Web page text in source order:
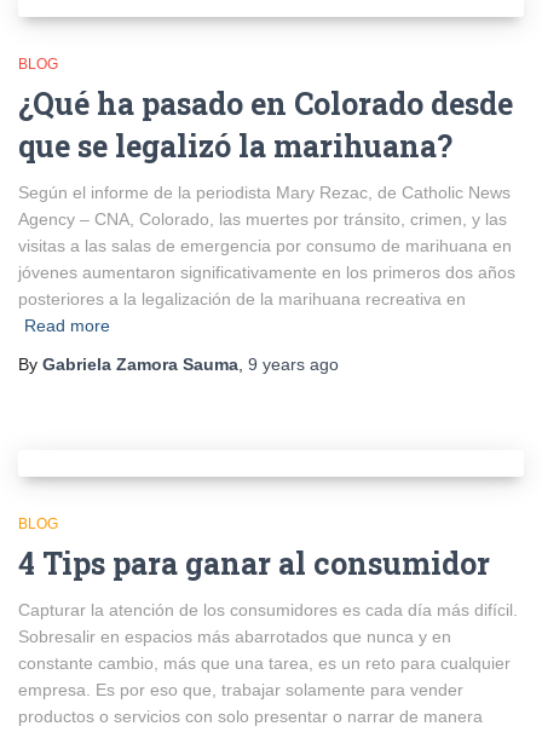
BLOG
¿Qué ha pasado en Colorado desde
que se legalizó la marihuana?
Según el informe de la periodista Mary Rezac, de Catholic News
Agency – CNA, Colorado, las muertes por tránsito, crimen, y las
visitas a las salas de emergencia por consumo de marihuana en
jóvenes aumentaron significativamente en los primeros dos años
posteriores a la legalización de la marihuana recreativa en
Read more
By Gabriela Zamora Sauma, 9 years ago
BLOG
4 Tips para ganar al consumidor
Capturar la atención de los consumidores es cada día más difícil.
Sobresalir en espacios más abarrotados que nunca y en
constante cambio, más que una tarea, es un reto para cualquier
empresa. Es por eso que, trabajar solamente para vender
productos o servicios con solo presentar o narrar de manera